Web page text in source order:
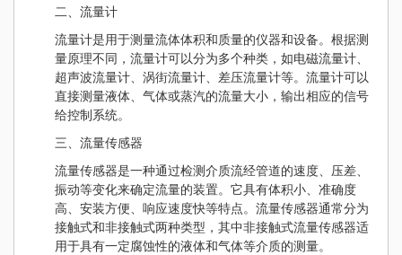
二、流量计
流量计是用于测量流体体积和质量的仪器和设备。根据测
量原理不同，流量计可以分为多个种类，如电磁流量计、
超声波流量计、涡街流量计、差压流量计等。流量计可以
直接测量液体、气体或蒸汽的流量大小，输出相应的信号
给控制系统。
三、流量传感器
流量传感器是一种通过检测介质流经管道的速度、压差、
振动等变化来确定流量的装置。它具有体积小、准确度
高、安装方便、响应速度快等特点。流量传感器通常分为
接触式和非接触式两种类型，其中非接触式流量传感器适
用于具有一定腐蚀性的液体和气体等介质的测量。